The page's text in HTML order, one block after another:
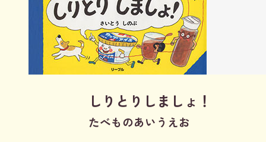
しりとりしましょ！
たべものあいうえお